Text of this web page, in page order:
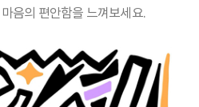
음의 편안함을 느껴보세요.